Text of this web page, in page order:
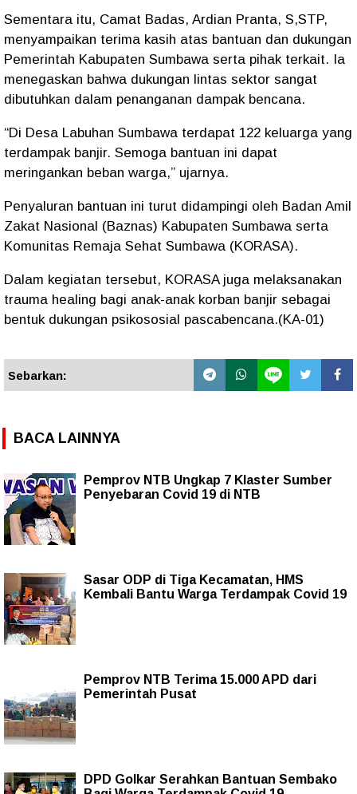
Sementara itu, Camat Badas, Ardian Pranta, S,STP,
menyampaikan terima kasih atas bantuan dan dukungan
Pemerintah Kabupaten Sumbawa serta pihak terkait. Ia
menegaskan bahwa dukungan lintas sektor sangat
dibutuhkan dalam penanganan dampak bencana.
“Di Desa Labuhan Sumbawa terdapat 122 keluarga yang
terdampak banjir. Semoga bantuan ini dapat
meringankan beban warga,” ujarnya.
Penyaluran bantuan ini turut didampingi oleh Badan Amil
Zakat Nasional (Baznas) Kabupaten Sumbawa serta
Komunitas Remaja Sehat Sumbawa (KORASA).
Dalam kegiatan tersebut, KORASA juga melaksanakan
trauma healing bagi anak-anak korban banjir sebagai
bentuk dukungan psikososial pascabencana.(KA-01)
Sebarkan:
BACA LAINNYA
Pemprov NTB Ungkap 7 Klaster Sumber
Penyebaran Covid 19 di NTB
Sasar ODP di Tiga Kecamatan, HMS
Kembali Bantu Warga Terdampak Covid 19
Pemprov NTB Terima 15.000 APD dari
Pemerintah Pusat
DPD Golkar Serahkan Bantuan Sembako